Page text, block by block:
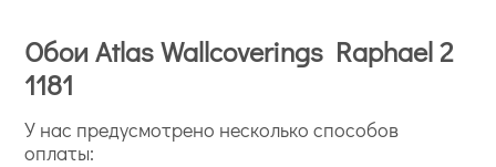
Обои Atlas Wallcoverings Raphael 2
1181
У нас предусмотрено несколько способов
оплаты: